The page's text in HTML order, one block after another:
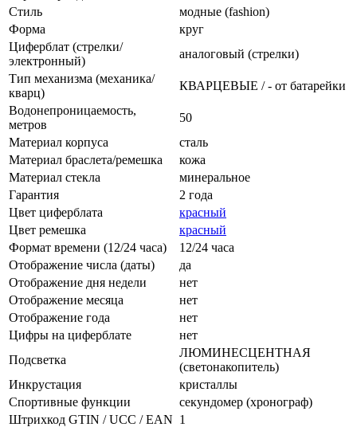
Стиль
модные (fashion)
Форма
круг
Циферблат (стрелки/
электронный)
аналоговый (стрелки)
Тип механизма (механика/
кварц)
КВАРЦЕВЫЕ / - от батарейки
Водонепроницаемость,
метров
50
Материал корпуса
сталь
Материал браслета/ремешка
кожа
Материал стекла
минеральное
Гарантия
2 года
Цвет циферблата
красный
Цвет ремешка
красный
Формат времени (12/24 часа)
12/24 часа
Отображение числа (даты)
да
Отображение дня недели
нет
Отображение месяца
нет
Отображение года
нет
Цифры на циферблате
нет
Подсветка
ЛЮМИНЕСЦЕНТНАЯ
(светонакопитель)
Инкрустация
кристаллы
Спортивные функции
секундомер (хронограф)
Штрихкод GTIN / UCC / EAN 1